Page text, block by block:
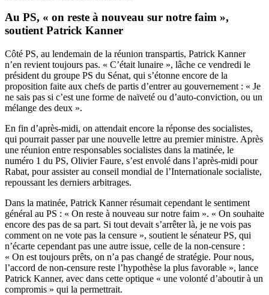
Au PS, « on reste à nouveau sur notre faim »,
soutient Patrick Kanner
Côté PS, au lendemain de la réunion transpartis, Patrick Kanner
n’en revient toujours pas. « C’était lunaire », lâche ce vendredi le
président du groupe PS du Sénat, qui s’étonne encore de la
proposition faite aux chefs de partis d’entrer au gouvernement : « Je
ne sais pas si c’est une forme de naïveté ou d’auto-conviction, ou un
mélange des deux ».
En fin d’après-midi, on attendait encore la réponse des socialistes,
qui pourrait passer par une nouvelle lettre au premier ministre. Après
une réunion entre responsables socialistes dans la matinée, le
numéro 1 du PS, Olivier Faure, s’est envolé dans l’après-midi pour
Rabat, pour assister au conseil mondial de l’Internationale socialiste,
repoussant les derniers arbitrages.
Dans la matinée, Patrick Kanner résumait cependant le sentiment
général au PS : « On reste à nouveau sur notre faim ». « On souhaite
encore des pas de sa part. Si tout devait s’arrêter là, je ne vois pas
comment on ne vote pas la censure », soutient le sénateur PS, qui
n’écarte cependant pas une autre issue, celle de la non-censure :
« On est toujours prêts, on n’a pas changé de stratégie. Pour nous,
l’accord de non-censure reste l’hypothèse la plus favorable », lance
Patrick Kanner, avec dans cette optique « une volonté d’aboutir à un
compromis » qui la permettrait.